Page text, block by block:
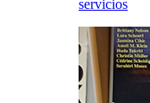
servicios